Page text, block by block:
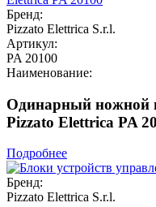
Бренд:
Pizzato Elettrica S.r.l.
Артикул:
PA 20100
Наименование:
Одинарный ножной
Pizzato Elettrica PA
Подробнее
Бренд:
Pizzato Elettrica S.r.l.